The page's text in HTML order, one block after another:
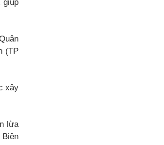
giúp
(TP
xây
lừa